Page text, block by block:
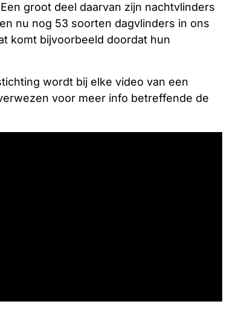
groot deel daarvan zijn nachtvlinders
nu nog 53 soorten dagvlinders in ons
komt bijvoorbeeld doordat hun
wordt bij elke video van een
voor meer info betreffende de